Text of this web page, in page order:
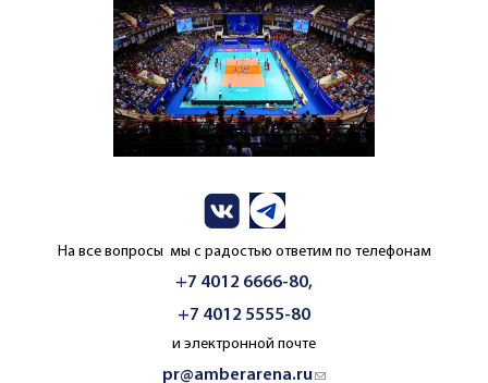
На все вопросы мы с радостью ответим по телефонам
+7 4012 6666-80,
+7 4012 5555-80
и электронной почте
pr@amberarena.ru(link sends e-mail)